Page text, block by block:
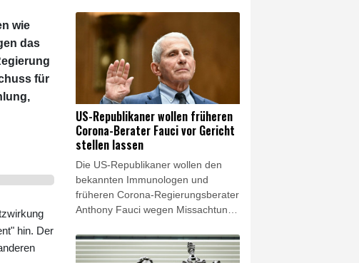
wie
das
für
hin. Der
ereignete sich die Explosion in
Dscharamana, einem Vorort der
Hauptstadt Damaskus. Mehrere
Krankenwagen fuhren zum Ort der
Explosion, berichtete ein Fotograf
der Nachrichtenagentur AFP. Eine
Hauptverkehrsstraße wurde für den
Verkehr gesperrt.
US-Republikaner wollen früheren
Corona-Berater Fauci vor Gericht
stellen lassen
Die US-Republikaner wollen den
bekannten Immunologen und
früheren Corona-Regierungsberater
Anthony Fauci wegen Missachtung
lassen. Ein Ausschuss des von den
Republikanern von US-Präsident